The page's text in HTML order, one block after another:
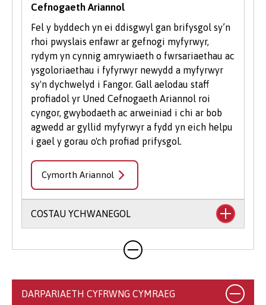
Cefnogaeth Ariannol
Fel y byddech yn ei ddisgwyl gan brifysgol sy’n
rhoi pwyslais enfawr ar gefnogi myfyrwyr,
rydym yn cynnig amrywiaeth o fwrsariaethau ac
ysgoloriaethau i fyfyrwyr newydd a myfyrwyr
sy'n dychwelyd i Fangor. Gall aelodau staff
profiadol yr Uned Cefnogaeth Ariannol roi
cyngor, gwybodaeth ac arweiniad i chi ar bob
agwedd ar gyllid myfyrwyr a fydd yn eich helpu
i gael y gorau o'ch profiad prifysgol.
Cymorth Ariannol
COSTAU YCHWANEGOL
Mae'n debygol y bydd eich cwrs yn cynnwys
costau ychwanegol nad ydynt wedi'u cynnwys
DARPARIAETH CYFRWNG CYMRAEG